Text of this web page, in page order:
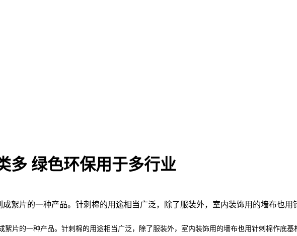
多 绿色环保用于多行业
絮片的一种产品。针刺棉的用途相当广泛，除了服装外，室内装饰用的墙布也用
片的一种产品。针刺棉的用途相当广泛，除了服装外，室内装饰用的墙布也用针刺棉作底基